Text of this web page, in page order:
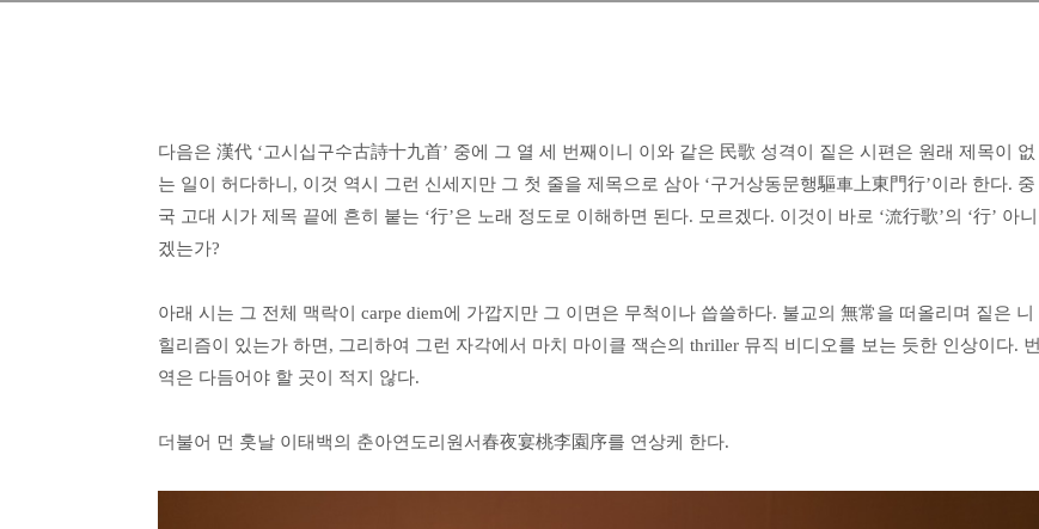
다음은 漢代 ‘고시십구수古詩十九首’ 중에 그 열 세 번째이니 이와 같은 民歌 성격이 짙은 시편은 원래 제목이 없
는 일이 허다하니, 이것 역시 그런 신세지만 그 첫 줄을 제목으로 삼아 ‘구거상동문행驅車上東門行’이라 한다. 중
국 고대 시가 제목 끝에 흔히 붙는 ‘行’은 노래 정도로 이해하면 된다. 모르겠다. 이것이 바로 ‘流行歌’의 ‘行’ 아니
겠는가?
아래 시는 그 전체 맥락이 carpe diem에 가깝지만 그 이면은 무척이나 씁쓸하다. 불교의 無常을 떠올리며 짙은 니
힐리즘이 있는가 하면, 그리하여 그런 자각에서 마치 마이클 잭슨의 thriller 뮤직 비디오를 보는 듯한 인상이다. 번
역은 다듬어야 할 곳이 적지 않다.
더불어 먼 훗날 이태백의 춘아연도리원서春夜宴桃李園序를 연상케 한다.